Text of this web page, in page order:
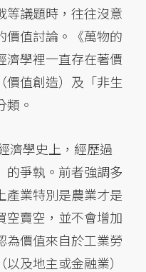
等議題時，往往沒意
價值討論。《萬物的
濟學裡一直存在著價
價值創造）及「非生
。
濟學史上，經歷過
的爭執。前者強調多
產業特別是農業才是
空賣空，並不會增加
為價值來自於工業勞
及地主或金融業）